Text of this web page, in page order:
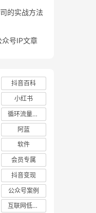
的实战方法
号IP文章
抖音百科
小红书
循环流量实验室
阿蓝
软件
会员专属
抖音变现
公众号案例
互联网低成本创业项目